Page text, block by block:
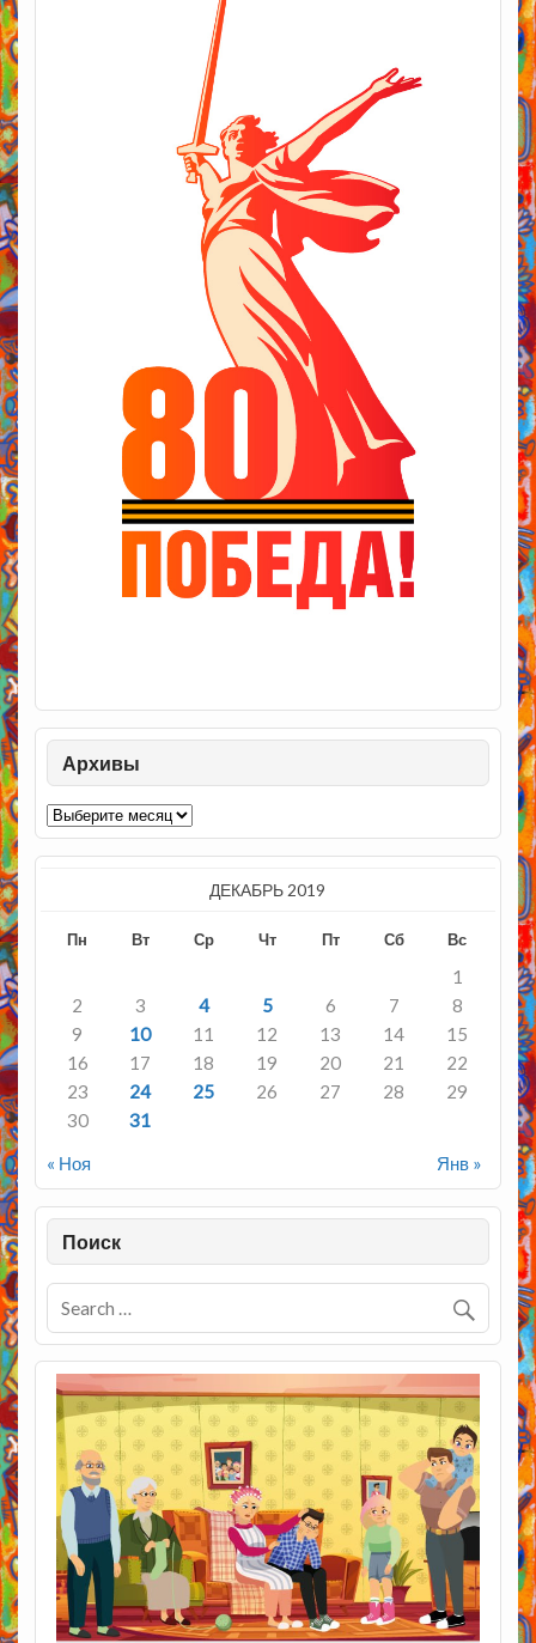
Архивы
Архивы
ДЕКАБРЬ 2019
Пн Вт Ср Чт Пт Сб Вс
« Ноя Янв »
1
2
3 4 5 6 7
8
9
10 11 12 13 14
15
16
17 18 19 20 21
22
23
24 25 26 27 28
29
30
31
Поиск